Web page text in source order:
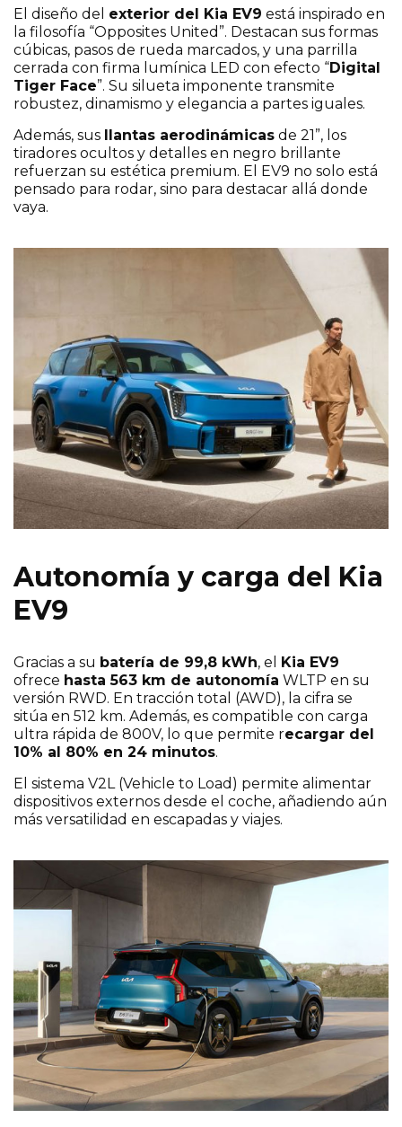
Elige una localización
Sí, deseo recibir comunicaciones comerciales de
Caetano Retail España y de grupo Salvador
Caetano Auto pudiendo estar basadas en mi
comportamiento y preferencias personales.
El diseño del exterior del Kia EV9 está inspirado en
la filosofía “Opposites United”. Destacan sus formas
cúbicas, pasos de rueda marcados, y una parrilla
cerrada con firma lumínica LED con efecto “Digital
Tiger Face”. Su silueta imponente transmite
robustez, dinamismo y elegancia a partes iguales.
Además, sus llantas aerodinámicas de 21”, los
tiradores ocultos y detalles en negro brillante
refuerzan su estética premium. El EV9 no solo está
pensado para rodar, sino para destacar allá donde
vaya.
Autonomía y carga del Kia
EV9
Gracias a su batería de 99,8 kWh, el Kia EV9
ofrece hasta 563 km de autonomía WLTP en su
versión RWD. En tracción total (AWD), la cifra se
sitúa en 512 km. Además, es compatible con carga
ultra rápida de 800V, lo que permite recargar del
10% al 80% en 24 minutos.
El sistema V2L (Vehicle to Load) permite alimentar
dispositivos externos desde el coche, añadiendo aún
más versatilidad en escapadas y viajes.